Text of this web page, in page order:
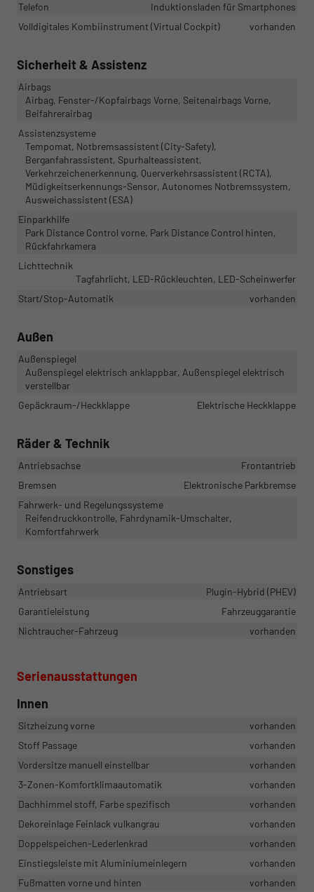
Telefon
Induktionsladen für Smartphones
Volldigitales Kombiinstrument (Virtual Cockpit)
vorhanden
Sicherheit & Assistenz
Airbags
Airbag, Fenster-/Kopfairbags Vorne, Seitenairbags Vorne,
Beifahrerairbag
Assistenzsysteme
Tempomat, Notbremsassistent (City-Safety),
Berganfahrassistent, Spurhalteassistent,
Verkehrzeichenerkennung, Querverkehrsassistent (RCTA),
Müdigkeitserkennungs-Sensor, Autonomes Notbremssystem,
Ausweichassistent (ESA)
Einparkhilfe
Park Distance Control vorne, Park Distance Control hinten,
Rückfahrkamera
Lichttechnik
Tagfahrlicht, LED-Rückleuchten, LED-Scheinwerfer
Start/Stop-Automatik
vorhanden
Außen
Außenspiegel
Außenspiegel elektrisch anklappbar, Außenspiegel elektrisch
verstellbar
Gepäckraum-/Heckklappe
Elektrische Heckklappe
Räder & Technik
Antriebsachse
Frontantrieb
Bremsen
Elektronische Parkbremse
Fahrwerk- und Regelungssysteme
Reifendruckkontrolle, Fahrdynamik-Umschalter,
Komfortfahrwerk
Sonstiges
Antriebsart
Plugin-Hybrid (PHEV)
Garantieleistung
Fahrzeuggarantie
Nichtraucher-Fahrzeug
vorhanden
Serienausstattungen
Innen
Sitzheizung vorne
vorhanden
Stoff Passage
vorhanden
Vordersitze manuell einstellbar
vorhanden
3-Zonen-Komfortklimaautomatik
vorhanden
Dachhimmel stoff, Farbe spezifisch
vorhanden
Dekoreinlage Feinlack vulkangrau
vorhanden
Doppelspeichen-Lederlenkrad
vorhanden
Einstiegsleiste mit Aluminiumeinlegern
vorhanden
Fußmatten vorne und hinten
vorhanden